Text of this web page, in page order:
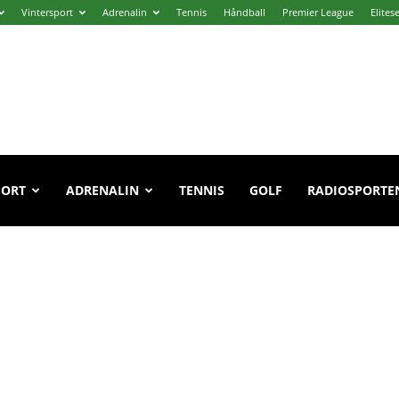
Vintersport Adrenalin Tennis Håndball Premier League
ADRENALIN TENNIS GOLF